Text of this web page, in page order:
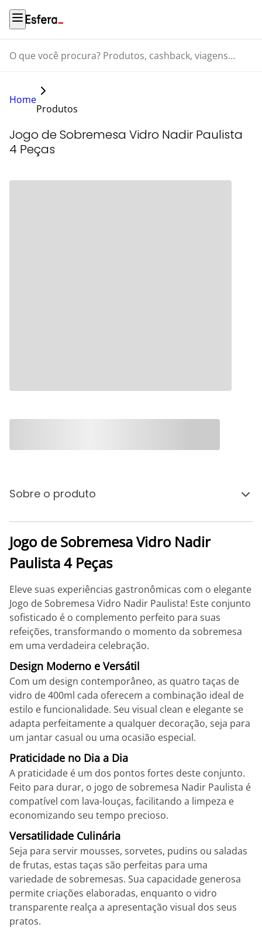
O que você procura? Produtos, cashback, viagens...
Home
Produtos
Jogo de Sobremesa Vidro Nadir Paulista
4 Peças
Sobre o produto
Jogo de Sobremesa Vidro Nadir
Paulista 4 Peças
Eleve suas experiências gastronômicas com o elegante
Jogo de Sobremesa Vidro Nadir Paulista! Este conjunto
sofisticado é o complemento perfeito para suas
refeições, transformando o momento da sobremesa
em uma verdadeira celebração.
Design Moderno e Versátil
Com um design contemporâneo, as quatro taças de
vidro de 400ml cada oferecem a combinação ideal de
estilo e funcionalidade. Seu visual clean e elegante se
adapta perfeitamente a qualquer decoração, seja para
um jantar casual ou uma ocasião especial.
Praticidade no Dia a Dia
A praticidade é um dos pontos fortes deste conjunto.
Feito para durar, o jogo de sobremesa Nadir Paulista é
compatível com lava-louças, facilitando a limpeza e
economizando seu tempo precioso.
Versatilidade Culinária
Seja para servir mousses, sorvetes, pudins ou saladas
de frutas, estas taças são perfeitas para uma
variedade de sobremesas. Sua capacidade generosa
permite criações elaboradas, enquanto o vidro
transparente realça a apresentação visual dos seus
pratos.